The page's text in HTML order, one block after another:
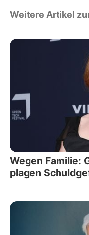
Weitere Artikel
Wegen Familie:
plagen